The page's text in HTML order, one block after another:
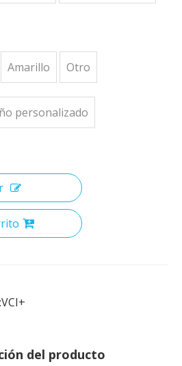
Amarillo Otro
personalizado
VCI+
del producto